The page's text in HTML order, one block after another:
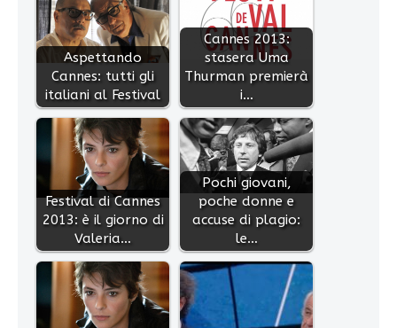
Aspettando
Cannes: tutti gli
italiani al Festival
Cannes 2013:
stasera Uma
Thurman premierà
i…
Festival di Cannes
2013: è il giorno di
Valeria…
Pochi giovani,
poche donne e
accuse di plagio:
le…